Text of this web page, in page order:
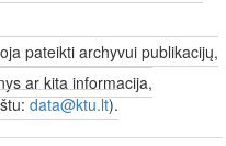
pateikti archyvui publikacijų,
ar kita informacija,
data@ktu.lt).